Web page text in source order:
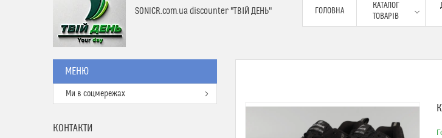
SONICR.com.ua discounter "ТВІЙ ДЕНЬ" ГОЛОВНА
КАТАЛОГ
ТОВАРІВ
Ми в соцмережах
КОНТАКТИ